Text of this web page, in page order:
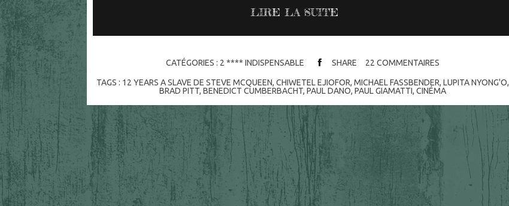
LIRE LA SUITE
CATÉGORIES : 2 **** INDISPENSABLE SHARE 22 COMMENTAIRES
TAGS : 12 YEARS A SLAVE DE STEVE MCQUEEN, CHIWETEL EJIOFOR, MICHAEL FASSBENDER, LUPITA NYONG'O,
BRAD PITT, BENEDICT CUMBERBACHT, PAUL DANO, PAUL GIAMATTI, CINÉMA